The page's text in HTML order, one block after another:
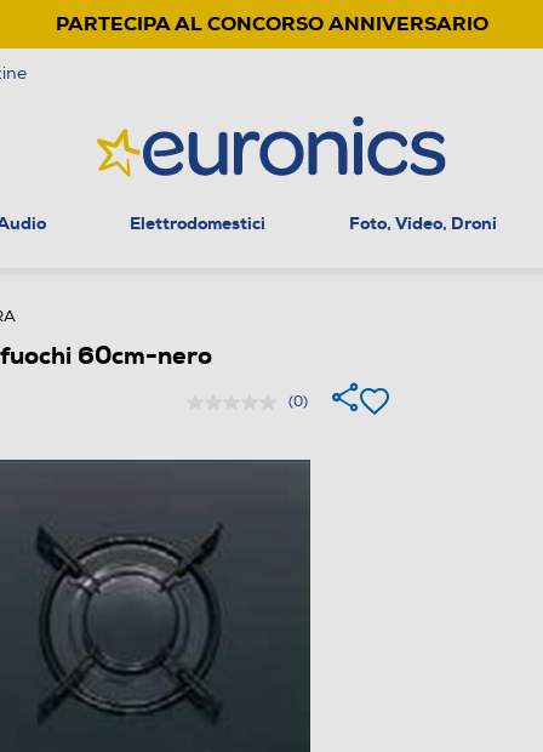
PARTECIPA AL CONCORSO ANNIVERSARIO
Elettrodomestici Foto, Video, Droni
60cm-nero
(0)